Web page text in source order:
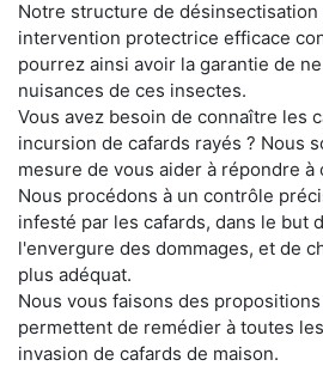
Notre structure de
intervention protectrice efficace
pourrez ainsi avoir la garantie de
nuisances de ces insectes.
Vous avez besoin de connaître les
incursion de cafards rayés ? Nous
mesure de vous aider à répondre à
Nous procédons à un contrôle
infesté par les cafards, dans le but
l'envergure des dommages, et de
plus adéquat.
Nous vous faisons des
permettent de remédier à toutes
invasion de cafards de maison.